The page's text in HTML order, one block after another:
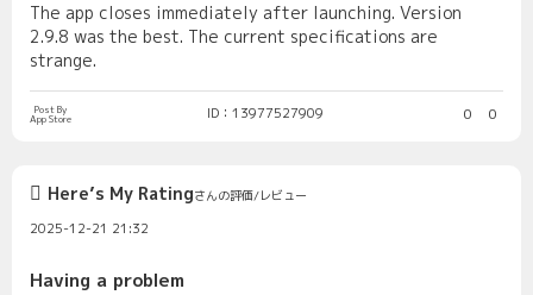
The app closes immediately after launching. Version
2.9.8 was the best. The current specifications are
strange.
Post By
App Store ID：13977527909 0 0
Here’s My Ratingさんの評価/レビュー
2025-12-21 21:32
Having a problem